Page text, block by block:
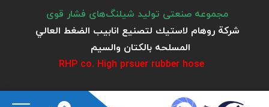
مجموعه صنعتی تولید شیلنگ‌های فشار قوی
شركة روهام لاستيك لتصنيع انابيب الضغط العالي
المسلحه بالكتان والسيم
RHP co. High prsuer rubber hose